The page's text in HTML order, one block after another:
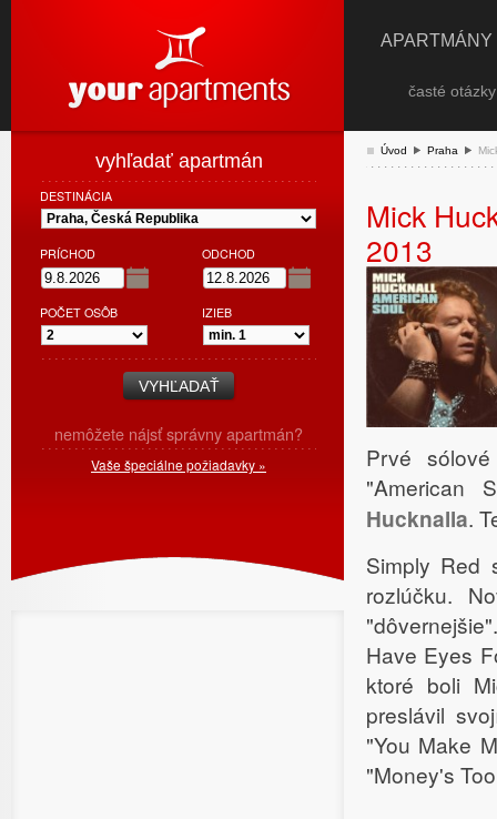
časté
Úvod Praha
Mick
2013
Prvé
"American
Hucknalla.
Simply Red
rozlúčku.
Have Eyes
ktoré boli
preslávil
"You Make
"Money's
vyhľadať apartmán
DESTINÁCIA
PRÍCHOD ODCHOD
POČET OSÔB IZIEB
nemôžete nájsť správny apartmán?
Vaše špeciálne požiadavky »